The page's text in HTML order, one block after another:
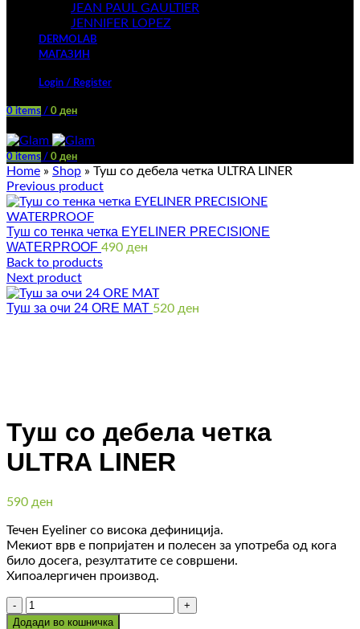
JEAN PAUL GAULTIER
JENNIFER LOPEZ
DERMOLAB
МАГАЗИН
Login / Register
0 items / 0 ден
0 items / 0 ден
Home » Shop » Туш со дебела четка ULTRA LINER
Previous product
Туш со тенка четка EYELINER PRECISIONE
WATERPROOF 490 ден
Back to products
Next product
Туш за очи 24 ORE MAT 520 ден
Туш со дебела четка
ULTRA LINER
590 ден
Течен Eyeliner со висока дефиниција.
Мекиот врв е попријатен и полесен за употреба од кога
било досега, резултатите се совршени.
Хипоалергичен производ.
Количина
Додади во кошничка